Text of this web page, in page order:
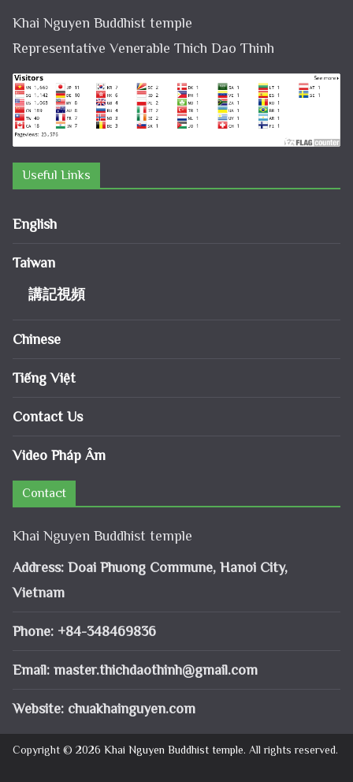
Khai Nguyen Buddhist temple
Representative Venerable Thich Dao Thinh
Useful Links
English
Taiwan
講記視頻
Chinese
Tiếng Việt
Contact Us
Video Pháp Âm
Contact
Khai Nguyen Buddhist temple
Address: Doai Phuong Commune, Hanoi City,
Vietnam
Phone: +84-348469836
Email: master.thichdaothinh@gmail.com
Website: chuakhainguyen.com
Copyright © 2026 Khai Nguyen Buddhist temple. All rights reserved.